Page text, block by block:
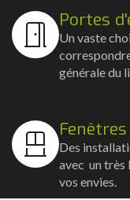
Portes
Un vaste
générale du
Fenêtres
Des
avec un très
vos envies.